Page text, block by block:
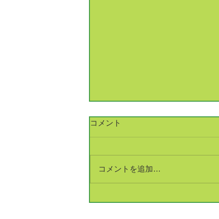
コメント
コメントを追加…